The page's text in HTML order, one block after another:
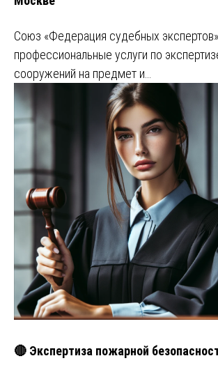
Союз «Федерация судебных
профессиональные услуги по
сооружений на предмет и…
🔴 Экспертиза пожарной